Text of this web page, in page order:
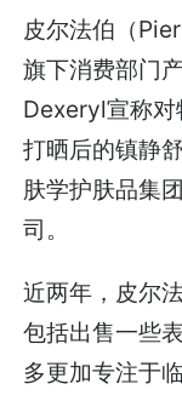
皮尔法伯（
旗下消费部门
Dexeryl宣称对
打晒后的镇静
肤学护肤品集
司。
近两年，皮尔
包括出售一些
多更加专注于